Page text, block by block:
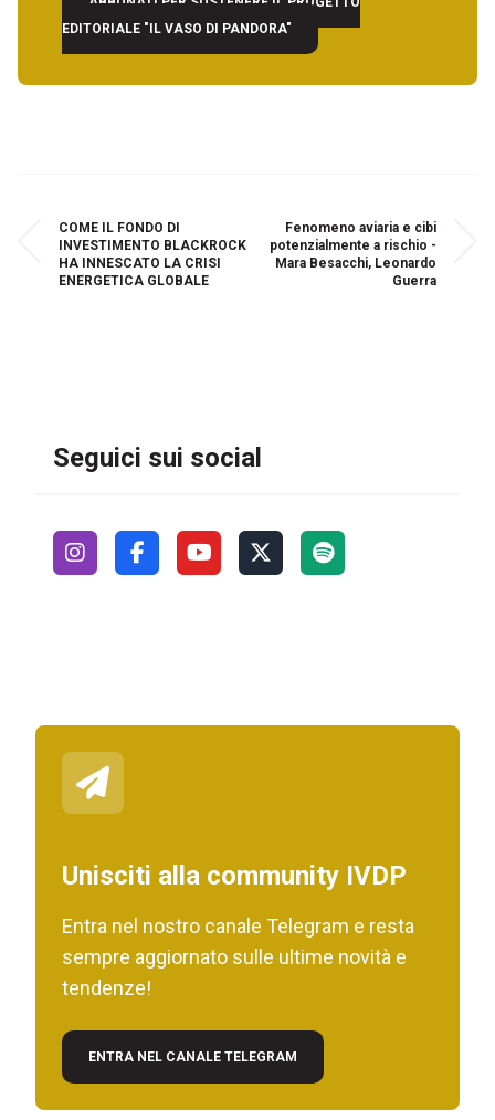
EDITORIALE "IL VASO DI PANDORA"
COME IL FONDO DI
INVESTIMENTO BLACKROCK
HA INNESCATO LA CRISI
ENERGETICA GLOBALE
Fenomeno aviaria e cibi
potenzialmente a rischio -
Mara Besacchi, Leonardo
Guerra
Seguici sui social
Unisciti alla community IVDP
Entra nel nostro canale Telegram e resta
sempre aggiornato sulle ultime novità e
tendenze!
ENTRA NEL CANALE TELEGRAM